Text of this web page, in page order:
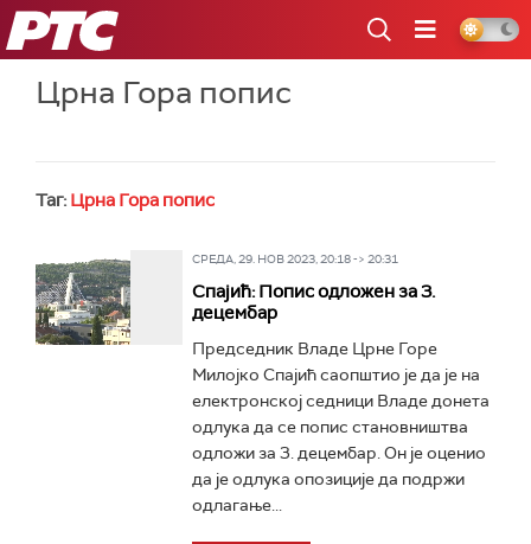
РТС
Црна Гора попис
Таг: Црна Гора попис
СРЕДА, 29. НОВ 2023, 20:18 -> 20:31
Спајић: Попис одложен за 3.
децембар
Председник Владе Црне Горе
Милојко Спајић саопштио је да је на
електронској седници Владе донета
одлука да се попис становништва
одложи за 3. децембар. Он је оценио
да је одлука опозиције да подржи
одлагање...